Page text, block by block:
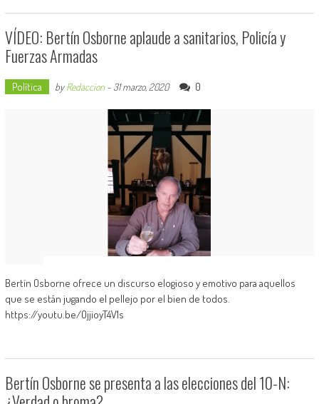
VÍDEO: Bertín Osborne aplaude a sanitarios, Policía y
Fuerzas Armadas
Política byRedaccion- 31 marzo, 2020 0
Bertín Osborne ofrece un discurso elogioso y emotivo para aquellos
que se están jugando el pellejo por el bien de todos.
https://youtu.be/OjjioyT4V1s
Bertín Osborne se presenta a las elecciones del 10-N: